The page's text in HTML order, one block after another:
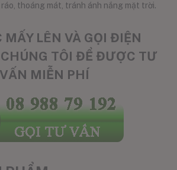
ráo, thoáng mát, tránh ánh nắng mặt trời.
MẤY LÊN VÀ GỌI ĐIỆN
CHÚNG TÔI ĐỂ ĐƯỢC TƯ
VẤN MIỄN PHÍ